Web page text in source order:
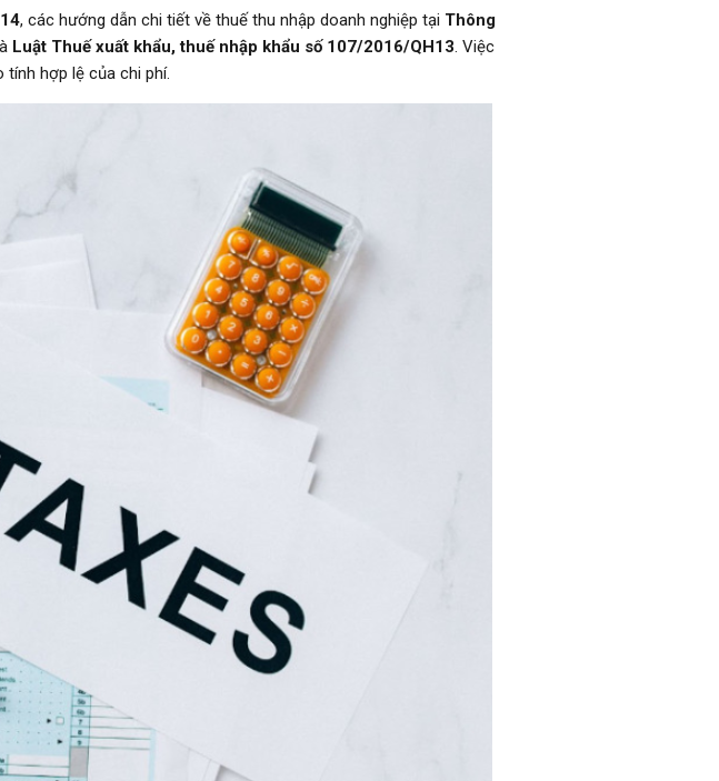
, các hướng dẫn chi tiết về thuế thu nhập doanh nghiệp tại Thông
Luật Thuế xuất khẩu, thuế nhập khẩu số 107/2016/QH13. Việc
hợp lệ của chi phí.